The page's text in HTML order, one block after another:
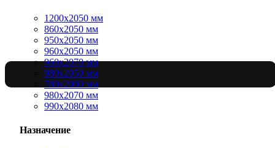
1200х2050 мм
860х2050 мм
950х2050 мм
960х2050 мм
960х2070 мм
980х2050 мм
780х2000 мм
980х2070 мм
990х2080 мм
Назначение